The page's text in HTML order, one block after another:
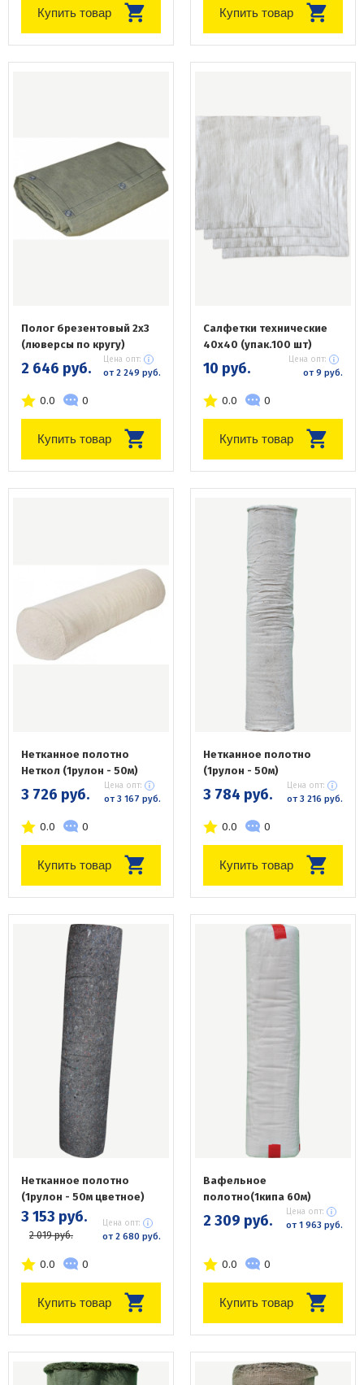
Купить товар Купить товар
Полог брезентовый 2х3
(люверсы по кругу)
2 646 руб. Цена опт:
от 2 249 руб.
0.0 0
Купить товар
Салфетки технические
40х40 (упак.100 шт)
10 руб. Цена опт:
от 9 руб.
0.0 0
Купить товар
Нетканное полотно
Неткол (1рулон - 50м)
3 726 руб. Цена опт:
от 3 167 руб.
0.0 0
Купить товар
Нетканное полотно
(1рулон - 50м)
3 784 руб. Цена опт:
от 3 216 руб.
0.0 0
Купить товар
Нетканное полотно
(1рулон - 50м цветное)
3 153 руб.
2 019 руб.
Цена опт:
от 2 680 руб.
0.0 0
Купить товар
Вафельное
полотно(1кипа 60м)
2 309 руб. Цена опт:
от 1 963 руб.
0.0 0
Купить товар